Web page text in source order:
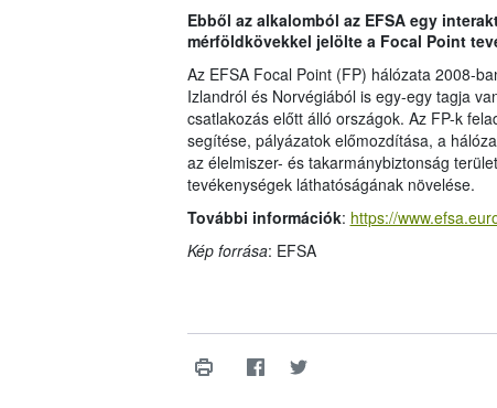
Ebből az alkalomból az EFSA egy
mérföldkövekkel jelölte a Focal Point
Az EFSA Focal Point (FP) hálózata 2008-
Izlandról és Norvégiából is egy-egy tagja
csatlakozás előtt álló országok. Az FP-k
segítése, pályázatok előmozdítása, a
az élelmiszer- és takarmánybiztonság
tevékenységek láthatóságának növelése.
További információk: https://
Kép forrása: EFSA